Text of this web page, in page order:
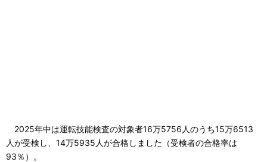
2025年中は運転技能検査の対象者16万5756人のうち15万6513
人が受検し、14万5935人が合格しました（受検者の合格率は
93％）。